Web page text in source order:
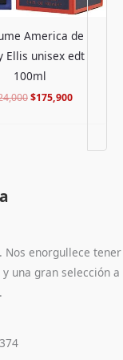
America de
Ellis unisex edt
100ml
$175,900
enorgullece tener
una gran selección a